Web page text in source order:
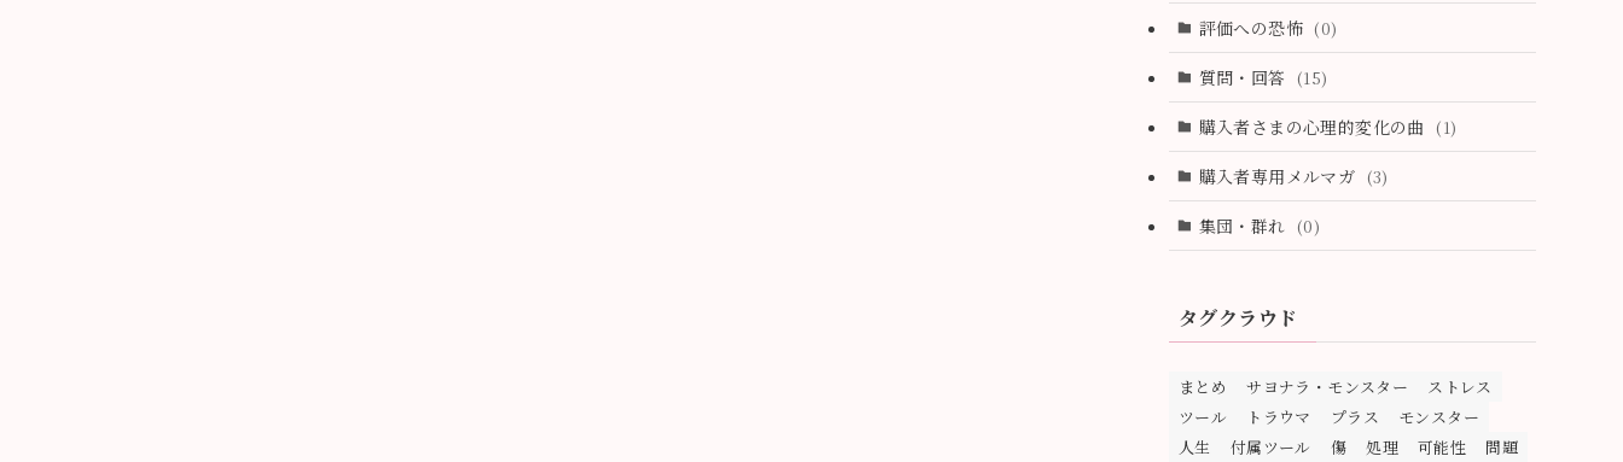
評価への恐怖 (0)
質問・回答 (15)
購入者さまの心理的変化の曲 (1)
購入者専用メルマガ (3)
集団・群れ (0)
タグクラウド
まとめ サヨナラ・モンスター
ストレス
ツール
トラウマ プラス
モンスター
人生
付属ツール 傷 処理 可能性
問題